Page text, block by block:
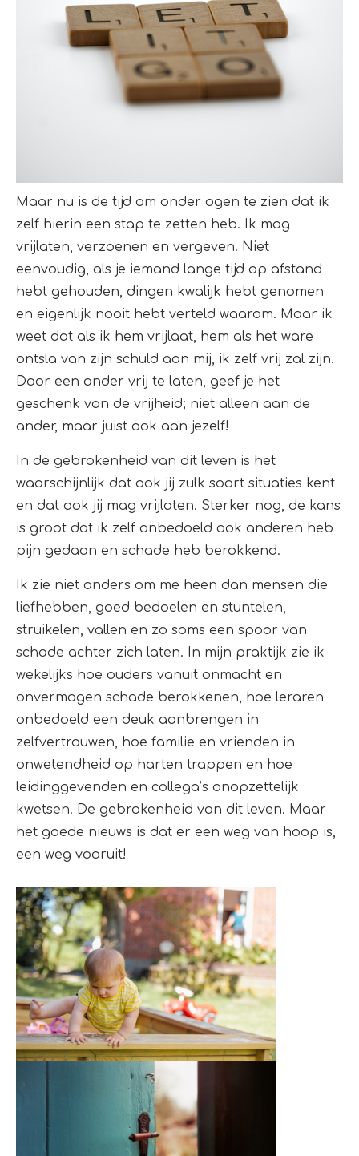
Maar nu is de tijd om onder ogen te zien dat ik
zelf hierin een stap te zetten heb. Ik mag
vrijlaten, verzoenen en vergeven. Niet
eenvoudig, als je iemand lange tijd op afstand
hebt gehouden, dingen kwalijk hebt genomen
en eigenlijk nooit hebt verteld waarom. Maar ik
weet dat als ik hem vrijlaat, hem als het ware
ontsla van zijn schuld aan mij, ik zelf vrij zal zijn.
Door een ander vrij te laten, geef je het
geschenk van de vrijheid; niet alleen aan de
ander, maar juist ook aan jezelf!
In de gebrokenheid van dit leven is het
waarschijnlijk dat ook jij zulk soort situaties kent
en dat ook jij mag vrijlaten. Sterker nog, de kans
is groot dat ik zelf onbedoeld ook anderen heb
pijn gedaan en schade heb berokkend.
Ik zie niet anders om me heen dan mensen die
liefhebben, goed bedoelen en stuntelen,
struikelen, vallen en zo soms een spoor van
schade achter zich laten. In mijn praktijk zie ik
wekelijks hoe ouders vanuit onmacht en
onvermogen schade berokkenen, hoe leraren
onbedoeld een deuk aanbrengen in
zelfvertrouwen, hoe familie en vrienden in
onwetendheid op harten trappen en hoe
leidinggevenden en collega’s onopzettelijk
kwetsen. De gebrokenheid van dit leven. Maar
het goede nieuws is dat er een weg van hoop is,
een weg vooruit!